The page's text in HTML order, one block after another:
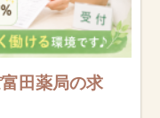
田薬局の求